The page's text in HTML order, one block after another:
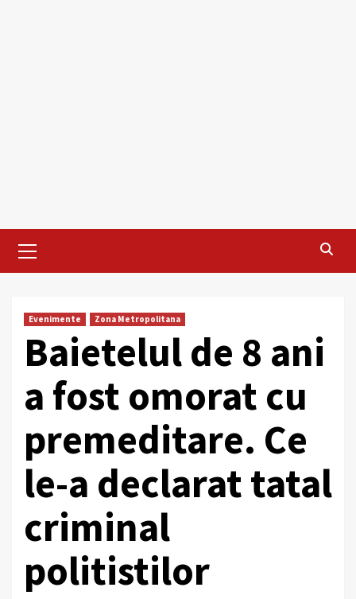
Menu
Evenimente Zona Metropolitana
Baietelul de 8 ani
a fost omorat cu
premeditare. Ce
le-a declarat tatal
criminal
politistilor